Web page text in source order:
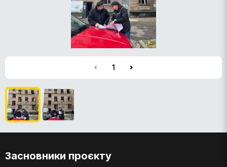
1
Засновники проєкту